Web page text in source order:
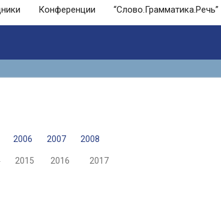
Конференции “Слово.Грамматика.Речь”
2006 2007 2008
2015 2016 2017